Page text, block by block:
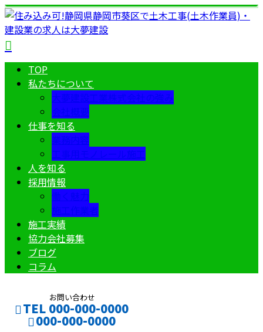
TOP
私たちについて
仕事を知る
人を知る
採用情報
施工実績
協力会社募集
ブログ
コラム
お問い合わせ
TEL 000-000-0000
000-000-0000